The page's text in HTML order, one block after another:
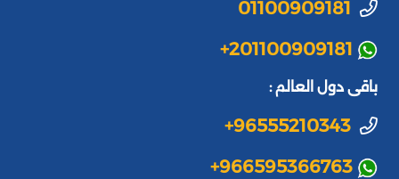
01100909181
+201100909181
باقى دول العالم :
+96555210343
+966595366763